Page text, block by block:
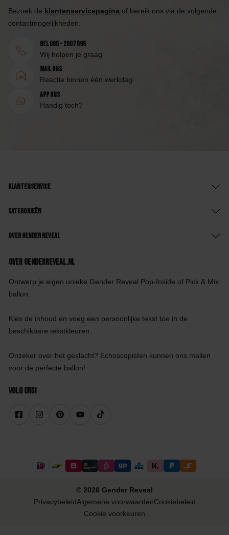
Bezoek de klantenservicepagina of bereik ons via de volgende
contactmogelijkheden.
Bel 085 - 2007 595
Wij helpen je graag
Mail ons
Reactie binnen één werkdag
App ons
Handig toch?
Klantenservice
Categorieën
Over Gender Reveal
Over GenderReveal.nl
Ontwerp je eigen unieke Gender Reveal Pop-Inside of Pick & Mix
ballon.
Kies de inhoud en voeg een persoonlijke tekst toe in de
beschikbare tekstkleuren.
Onzeker over het geslacht? Echoscopisten kunnen ons mailen
voor de perfecte ballon!
Volg ons!
© 2026 Gender Reveal
PrivacybeleidAlgemene voorwaardenCookiebeleid
Cookie voorkeuren